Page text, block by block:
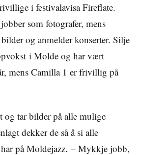
i festivalavisa Fireflate.
som fotografer, mens
og anmelder konserter. Silje
i Molde og har vært
mens Camilla 1 er frivillig på
og tar bilder på alle mulige
dekker de så å si alle
på Moldejazz. – Mykkje jobb,